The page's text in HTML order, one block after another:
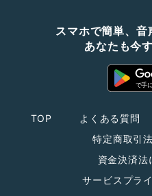
スマホで簡単、音
あなたも今
TOP よくある質問
特定商取引
資金決済法
サービスプラ